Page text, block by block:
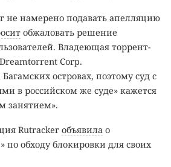
не намерено подавать апелляцию
обжаловать решение
Владеющая торрент-
Corp.
островах, поэтому суд с
в российском же суде» кажется
занятием».
Rutracker объявила о
по обходу блокировки для своих